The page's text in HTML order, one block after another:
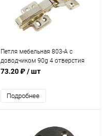
Петля мебельная 803-А с
доводчиком 90g 4 отверстия
73.20 ₽/ шт
Подробнее